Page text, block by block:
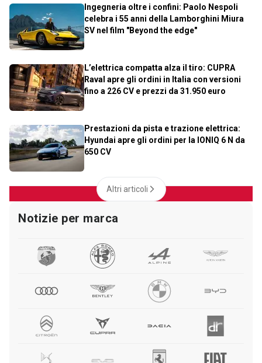
Ingegneria oltre i confini: Paolo Nespoli
celebra i 55 anni della Lamborghini Miura
SV nel film "Beyond the edge"
L’elettrica compatta alza il tiro: CUPRA
Raval apre gli ordini in Italia con versioni
fino a 226 CV e prezzi da 31.950 euro
Prestazioni da pista e trazione elettrica:
Hyundai apre gli ordini per la IONIQ 6 N da
650 CV
Altri articoli
Notizie per marca